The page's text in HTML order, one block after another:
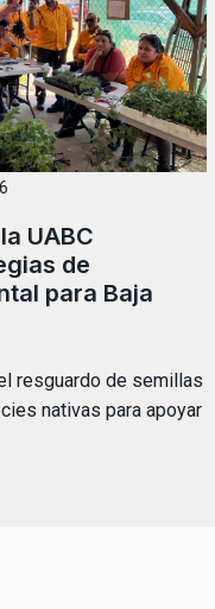
UABC
de
para Baja
resguardo de semillas
nativas para apoyar